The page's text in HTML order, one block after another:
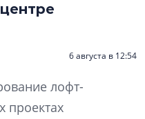
6 августа в 12:54
лофт-
проектах